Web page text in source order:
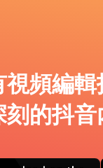
視頻編
的抖音